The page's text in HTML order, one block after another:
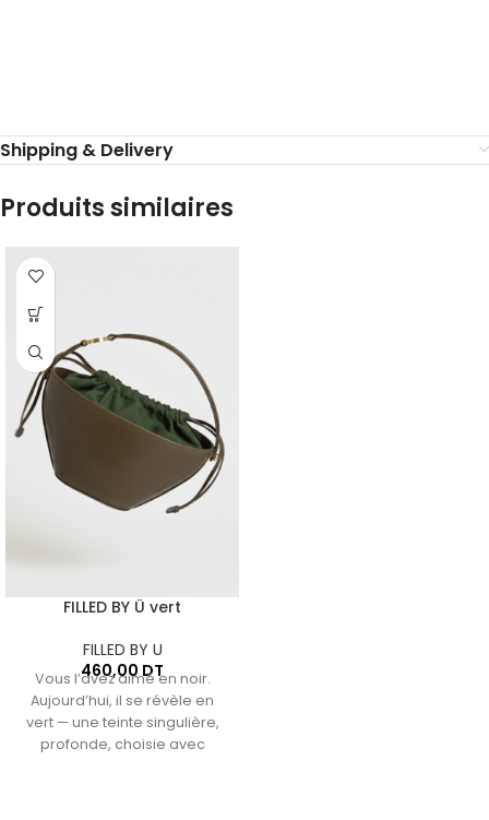
Shipping & Delivery
Produits similaires
FILLED BY Ü vert
FILLED BY U
460,00 DT
Vous l’avez aimé en noir.
Aujourd’hui, il se révèle en
vert — une teinte singulière,
profonde, choisie avec